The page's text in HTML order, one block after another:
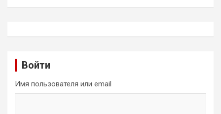
Войти
Имя пользователя или email